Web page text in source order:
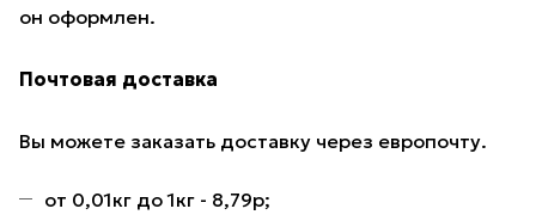
он оформлен.
Почтовая доставка
Вы можете заказать доставку через европочту.
от 0,01кг до 1кг - 8,79р;